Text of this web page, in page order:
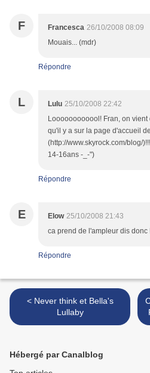
F Francesca 26/10/2008 08:09
Mouais... (mdr)
Répondre
L Lulu 25/10/2008 22:42
Loooooooooool! Fran, on
qu'il y a sur la page d'accueil
(http://www.skyrock.com/blog/
14-16ans -_-")
Répondre
E Elow 25/10/2008 21:43
ca prend de l'ampleur dis donc
Répondre
< Never think et Bella's
Lullaby
Hébergé par Canalblog